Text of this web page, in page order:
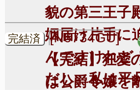
貌の第三王子
姻届け片手に
んですけれ
だし、私は平
完結済 [N6734GU]
【完結】狂愛
は公爵令嬢を